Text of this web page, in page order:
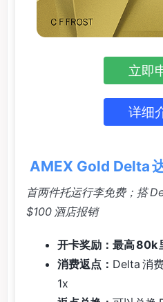
立即
详细
AMEX Gold Delta
首两件托运行李免费；搭
$100 酒店报销
开卡奖励：最高 80k
消费返点： Delta 消
1x